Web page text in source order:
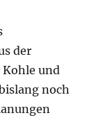
der
und
noch